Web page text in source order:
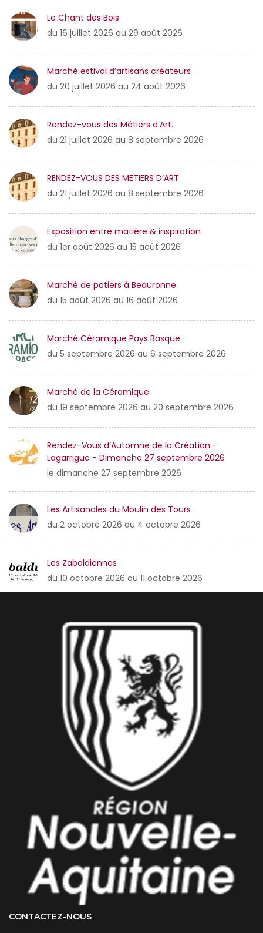
Le Chant des Bois
du 16 juillet 2026 au 29 août 2026
Marché estival d’artisans créateurs
du 20 juillet 2026 au 24 août 2026
Rendez-vous des Métiers d’Art.
du 21 juillet 2026 au 8 septembre 2026
RENDEZ-VOUS DES METIERS D’ART
du 21 juillet 2026 au 8 septembre 2026
Exposition entre matière & inspiration
du 1er août 2026 au 15 août 2026
Marché de potiers à Beauronne
du 15 août 2026 au 16 août 2026
Marché Céramique Pays Basque
du 5 septembre 2026 au 6 septembre 2026
Marché de la Céramique
du 19 septembre 2026 au 20 septembre 2026
Rendez-Vous d’Automne de la Création –
Lagarrigue - Dimanche 27 septembre 2026
le dimanche 27 septembre 2026
Les Artisanales du Moulin des Tours
du 2 octobre 2026 au 4 octobre 2026
Les Zabaldiennes
du 10 octobre 2026 au 11 octobre 2026
CONTACTEZ-NOUS